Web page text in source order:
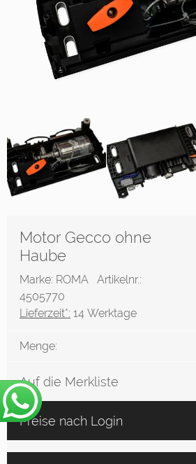
Motor Gecco ohne
Haube
Marke: ROMA Artikelnr.:
4505770
Lieferzeit*: 14 Werktage
Menge:
Auf die Merkliste
Preise nach Login